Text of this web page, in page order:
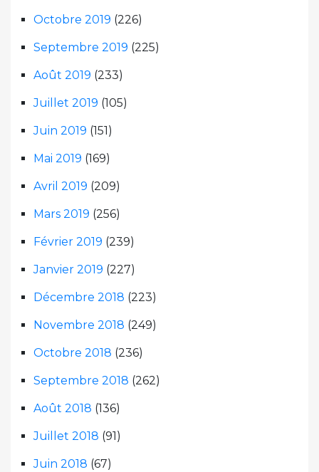
Octobre 2019 (226)
Septembre 2019 (225)
Août 2019 (233)
Juillet 2019 (105)
Juin 2019 (151)
Mai 2019 (169)
Avril 2019 (209)
Mars 2019 (256)
Février 2019 (239)
Janvier 2019 (227)
Décembre 2018 (223)
Novembre 2018 (249)
Octobre 2018 (236)
Septembre 2018 (262)
Août 2018 (136)
Juillet 2018 (91)
Juin 2018 (67)